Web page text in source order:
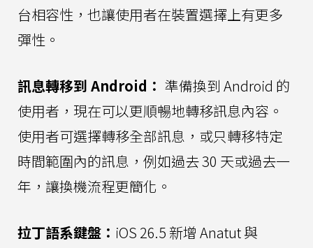
台相容性，也讓使用者在裝置選擇上有更多
彈性。
訊息轉移到 Android： 準備換到 Android 的
使用者，現在可以更順暢地轉移訊息內容。
使用者可選擇轉移全部訊息，或只轉移特定
時間範圍內的訊息，例如過去 30 天或過去一
年，讓換機流程更簡化。
拉丁語系鍵盤： iOS 26.5 新增 Anatut 與